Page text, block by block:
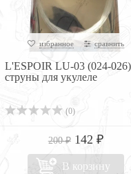
избранное сравнить
L'ESPOIR LU-03 (024-026)
струны для укулеле
(0)
200 ₽ 142 ₽
В корзину